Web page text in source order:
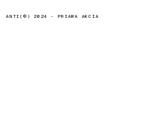
ANTI(©) 2024 - PRIAMA AKCIA